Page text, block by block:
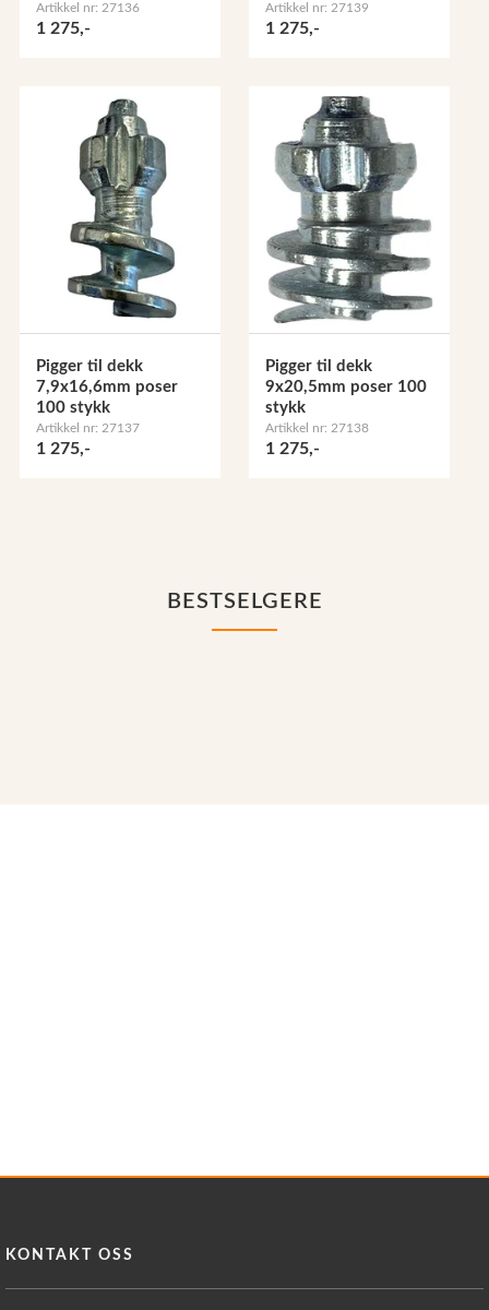
Artikkel nr: 27136
1 275,-
Artikkel nr: 27139
1 275,-
Pigger til dekk
7,9x16,6mm poser
100 stykk
Artikkel nr: 27137
1 275,-
Pigger til dekk
9x20,5mm poser 100
stykk
Artikkel nr: 27138
1 275,-
BESTSELGERE
KONTAKT OSS